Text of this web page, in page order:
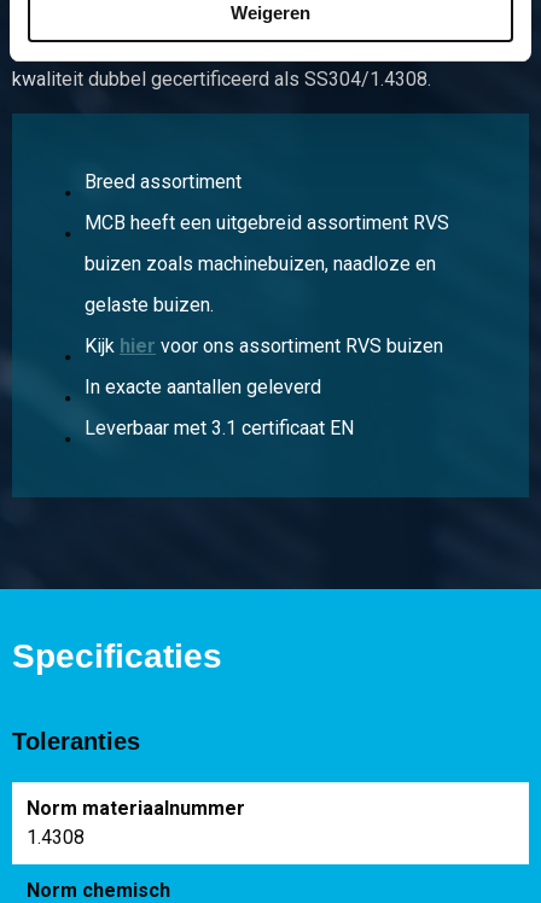
Weigeren
huishoudelijke apparaten, machines in de zuivel- en
foodindustrie, spoelbakken en aanrechtbladen. Vaak is deze
kwaliteit dubbel gecertificeerd als SS304/1.4308.
Breed assortiment
MCB heeft een uitgebreid assortiment RVS
buizen zoals machinebuizen, naadloze en
gelaste buizen.
Kijk hier voor ons assortiment RVS buizen
In exacte aantallen geleverd
Leverbaar met 3.1 certificaat EN
Specificaties
Toleranties
Norm materiaalnummer
1.4308
Norm chemisch